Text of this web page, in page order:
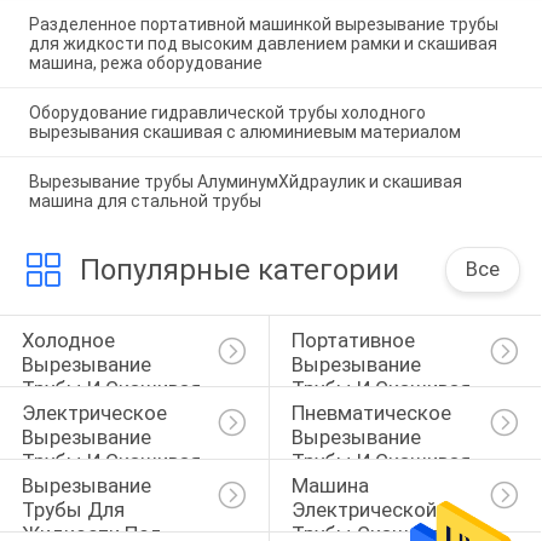
Разделенное портативной машинкой вырезывание трубы
для жидкости под высоким давлением рамки и скашивая
машина, режа оборудование
Оборудование гидравлической трубы холодного
вырезывания скашивая с алюминиевым материалом
Вырезывание трубы АлуминумХйдраулик и скашивая
машина для стальной трубы
Популярные категории Все
Холодное
Вырезывание
Трубы И Скашивая
Машина
Портативное
Вырезывание
Трубы И Скашивая
Машина
Электрическое
Вырезывание
Трубы И Скашивая
Машина
Пневматическое
Вырезывание
Трубы И Скашивая
Машина
Вырезывание
Трубы Для
Жидкости Под
Машина
Электрической
Трубы Скашивая